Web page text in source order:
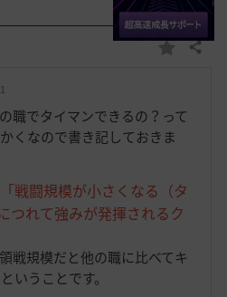
お
入
り
共有する
職でタイマンできるの？って
くなので書き記しておきま
「戦闘規模が小さくなる（タ
つれて強みが発揮されるク
戦規模だと他の職に比べてキ
いうことです。